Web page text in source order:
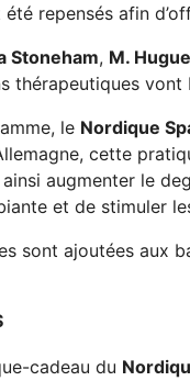
repensés afin
Stoneham, M.
thérapeutiques
le Nordique
cette
augmenter le
et de stimuler
sont ajoutées
cadeau du